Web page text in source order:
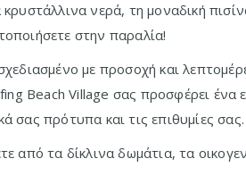
νερά, τη μοναδική
στην παραλία!
με προσοχή και
Beach Village σας προσφέρει
σας πρότυπα και τις επιθυμίες σας.
από τα δίκλινα δωμάτια, τα